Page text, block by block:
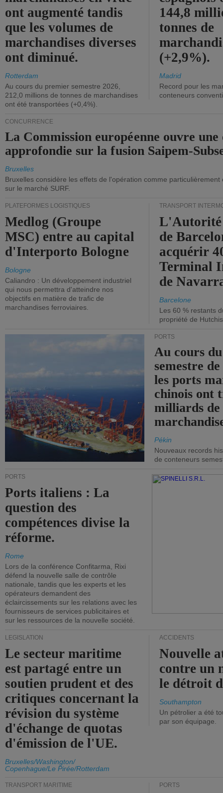
ont augmenté tandis
que les volumes de
marchandises diverses
ont diminué.
Rotterdam
Au cours du premier semestre 2026,
212,0 millions de tonnes de marchandises
ont été transportées (+0,4%).
144,8
tonnes de
(+2,9%).
Madrid
Record pour les
conteneurs
CONCURRENCE
La Commission européenne ouvre une
approfondie sur la fusion Saipem-
Bruxelles
Bruxelles considère les effets de l'opération comme
sur le marché SURF.
PLATEFORMES LOGISTIQUES
Medlog (Groupe
MSC) entre au capital
d'Interporto Bologne
Bologne
Caliandro : Un développement industriel
qui nous permettra d'atteindre nos
objectifs en matière de trafic de
marchandises ferroviaires.
TRANSPORT
de
acquérir
Terminal
de
Barcelone
Les 60 % restants
propriété de
PORTS
Au cours
semestre
les ports
chinois ont
milliards de
Pékin
Nouveaux records
de conteneurs
PORTS
Ports italiens : La
question des
compétences divise la
réforme.
Rome
Lors de la conférence Confitarma, Rixi
défend la nouvelle salle de contrôle
nationale, tandis que les experts et les
opérateurs demandent des
éclaircissements sur les relations avec les
fournisseurs de services publicitaires et
sur les ressources de la nouvelle société.
LÉGISLATION
Le secteur maritime
est partagé entre un
soutien prudent et des
critiques concernant la
révision du système
d'échange de quotas
d'émission de l'UE.
Bruxelles/Washington/
Copenhague/Le Pirée/Rotterdam
ACCIDENTS
Nouvelle
contre un
le détroit
Southampton
Un pétrolier a été
par son équipage.
TRANSPORT MARITIME PORTS